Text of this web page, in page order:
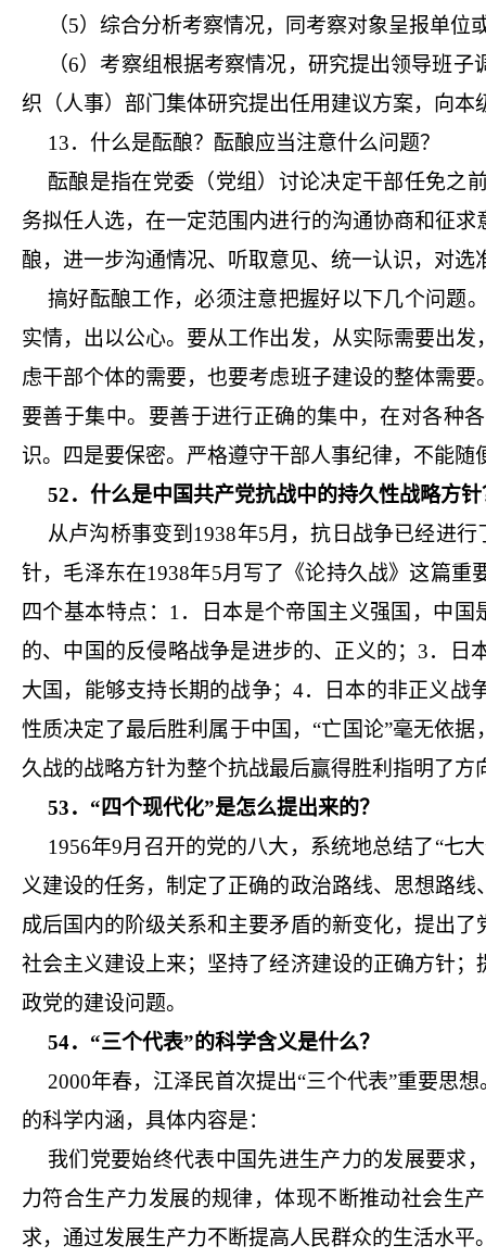
（5）综合分析考察情况，同考察对象呈报单
（6）考察组根据考察情况，研究提出领导班
织（人事）部门集体研究提出任用建议方案，向本
13．什么是酝酿？酝酿应当注意什么问题？
酝酿是指在党委（党组）讨论决定干部任免之
务拟任人选，在一定范围内进行的沟通协商和征
酿，进一步沟通情况、听取意见、统一认识，对
搞好酝酿工作，必须注意把握好以下几个问题
实情，出以公心。要从工作出发，从实际需要出
虑干部个体的需要，也要考虑班子建设的整体需
要善于集中。要善于进行正确的集中，在对各种
识。四是要保密。严格遵守干部人事纪律，不能
52．什么是中国共产党抗战中的持久性战略方针
从卢沟桥事变到1938年5月，抗日战争已经进
针，毛泽东在1938年5月写了《论持久战》这篇
四个基本特点：1．日本是个帝国主义强国，中
的、中国的反侵略战争是进步的、正义的；3．
大国，能够支持长期的战争；4．日本的非正义
性质决定了最后胜利属于中国，“亡国论”毫无依
久战的战略方针为整个抗战最后赢得胜利指明了方
53．“四个现代化”是怎么提出来的？
1956年9月召开的党的八大，系统地总结了“七
义建设的任务，制定了正确的政治路线、思想路
成后国内的阶级关系和主要矛盾的新变化，提出
社会主义建设上来；坚持了经济建设的正确方针
政党的建设问题。
54．“三个代表”的科学含义是什么？
2000年春，江泽民首次提出“三个代表”重要思
的科学内涵，具体内容是：
我们党要始终代表中国先进生产力的发展要求
力符合生产力发展的规律，体现不断推动社会生
求，通过发展生产力不断提高人民群众的生活水平